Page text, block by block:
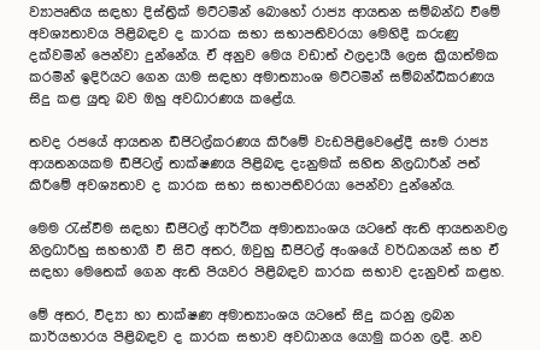
ව්‍යාපෘතිය සඳහා දිස්ත්‍රික් මට්ටමින් බොහෝ රාජ්‍ය ආයතන සම්බන්ධ වීමේ
අවශ්‍යතාවය පිළිබඳව ද කාරක සභා සභාපතිවරයා මෙහිදී කරුණු
දක්වමින් පෙන්වා දුන්නේය. ඒ අනුව මෙය වඩාත් ඵලදායී ලෙස ක්‍රියාත්මක
කරමින් ඉදිරියට ගෙන යාම සඳහා අමාත්‍යාංශ මට්ටමින් සම්බන්ධීකරණය
සිදු කළ යුතු බව ඔහු අවධාරණය කළේය.
තවද රජයේ ආයතන ඩිජිටල්කරණය කිරීමේ වැඩපිළිවෙළේදී සෑම රාජ්‍ය
ආයතනයකම ඩිජිටල් තාක්ෂණය පිළිබඳ දැනුමක් සහිත නිලධාරීන් පත්
කිරීමේ අවශ්‍යතාව ද කාරක සභා සභාපතිවරයා පෙන්වා දුන්නේය.
මෙම රැස්වීම සඳහා ඩිජිටල් ආර්ථික අමාත්‍යාංශය යටතේ ඇති ආයතනවල
නිලධාරීහු සහභාගී වී සිටි අතර, ඔවුහු ඩිජිටල් අංශයේ වර්ධනයන් සහ ඒ
සඳහා මෙතෙක් ගෙන ඇති පියවර පිළිබඳව කාරක සභාව දැනුවත් කළහ.
මේ අතර, විද්‍යා හා තාක්ෂණ අමාත්‍යාංශය යටතේ සිදු කරනු ලබන
කාර්යභාරය පිළිබඳව ද කාරක සභාව අවධානය යොමු කරන ලදී. නව